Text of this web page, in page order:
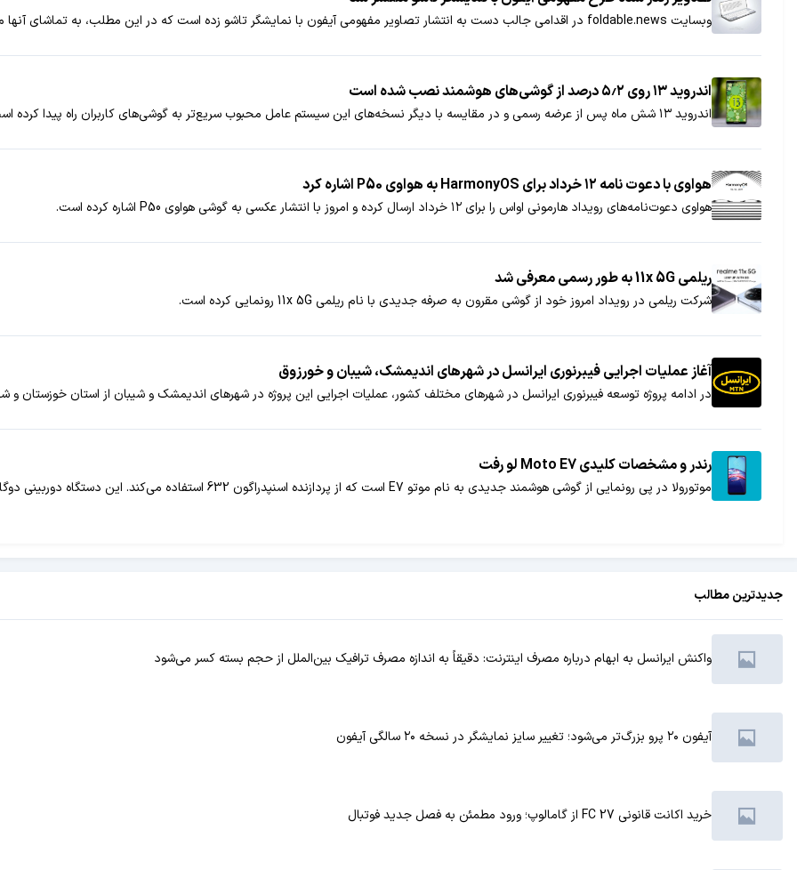
وبسایت foldable.news در اقدامی جالب دست به انتشار تصاویر مفهومی آیفون با نمایشگر تاشو زده است که در این مطلب، به تماشای آنها می‌نشینیم.
اندروید ۱۳ روی ۵٫۲ درصد از گوشی‌های هوشمند نصب شده است
اندروید ۱۳ شش ماه پس از عرضه رسمی و در مقایسه با دیگر نسخه‌های این سیستم عامل محبوب سریع‌تر به گوشی‌های کاربران راه پیدا کرده است.
هواوی با دعوت نامه ۱۲ خرداد برای HarmonyOS به هواوی P50 اشاره کرد
هواوی دعوت‌نامه‌های رویداد هارمونی او‌اس را برای ۱۲ خرداد ارسال کرده و امروز با انتشار عکسی به گوشی هواوی P50 اشاره کرده است.
ریلمی 11x 5G به طور رسمی معرفی شد
شرکت ریلمی در رویداد امروز خود از گوشی مقرون به صرفه جدیدی با نام ریلمی 11x 5G رونمایی کرده است.
آغاز عملیات اجرایی فیبرنوری ایرانسل در شهرهای اندیمشک، شیبان و خورزوق
در ادامه پروژه توسعه فیبرنوری ایرانسل در شهرهای مختلف کشور، عملیات اجرایی این پروژه در شهرهای اندیمشک و شیبان از استان خوزستان و
رندر و مشخصات کلیدی Moto E7 لو رفت
موتورولا در پی رونمایی از گوشی هوشمند جدیدی به نام موتو E7 است که از پردازنده اسنپدراگون 632 استفاده می‌کند. این دستگاه دوربینی دوگانه دارد و با اندروید 10 راهی بازار می‌شود.
جدیدترین مطالب
واکنش ایرانسل به ابهام درباره مصرف اینترنت: دقیقاً به اندازه مصرف ترافیک بین‌الملل از حجم بسته کسر می‌شود
آیفون ۲۰ پرو بزرگ‌تر می‌شود؛ تغییر سایز نمایشگر در نسخه ۲۰ سالگی آیفون
خرید اکانت قانونی FC 27 از گامالوپ؛ ورود مطمئن به فصل جدید فوتبال